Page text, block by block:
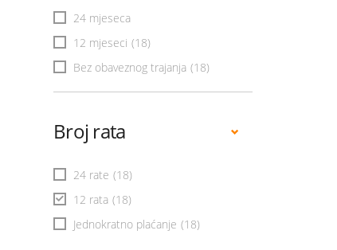
24 mjeseca
12 mjeseci (18)
Bez obaveznog trajanja (18)
Broj rata
24 rate (18)
12 rata (18)
Jednokratno plaćanje (18)